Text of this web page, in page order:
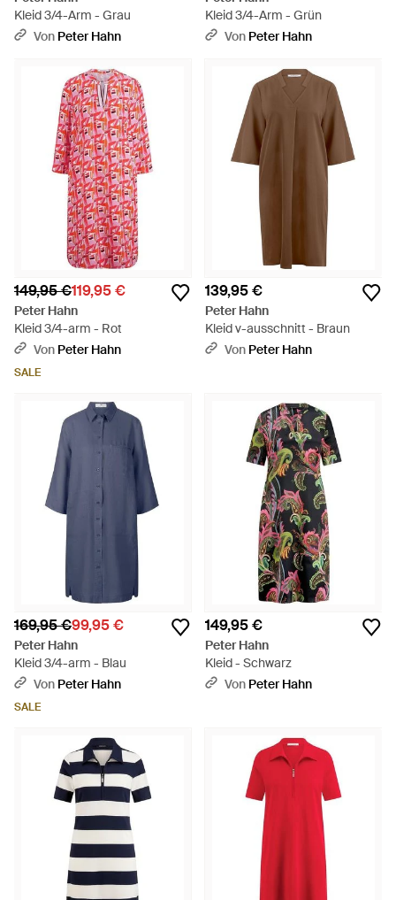
Kleid 3/4-Arm - Grau
Von Peter Hahn
Kleid 3/4-Arm - Grün
Von Peter Hahn
149,95 €119,95 €
Peter Hahn
Kleid 3/4-arm - Rot
Von Peter Hahn
SALE
139,95 €
Peter Hahn
Kleid v-ausschnitt - Braun
Von Peter Hahn
169,95 €99,95 €
Peter Hahn
Kleid 3/4-arm - Blau
Von Peter Hahn
SALE
149,95 €
Peter Hahn
Kleid - Schwarz
Von Peter Hahn